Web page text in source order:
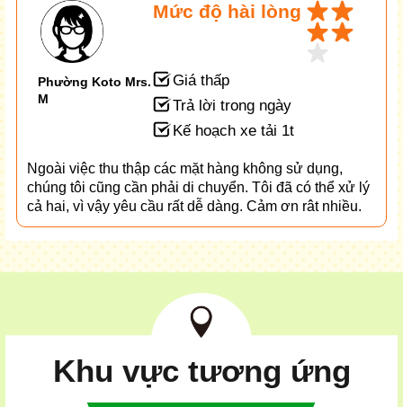
Phường Koto Mrs.
M
Mức độ hài lòng
Giá thấp
Trả lời trong ngày
Kế hoạch xe tải 1t
Ngoài việc thu thập các mặt hàng không sử dụng,
chúng tôi cũng cần phải di chuyển. Tôi đã có thể xử lý
cả hai, vì vậy yêu cầu rất dễ dàng. Cảm ơn rât nhiều.
Khu vực tương ứng